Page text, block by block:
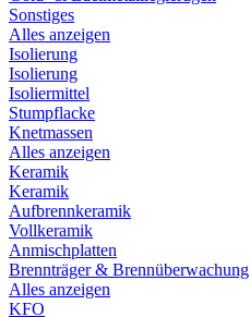
Sonstiges
Alles anzeigen
Isolierung
Isolierung
Isoliermittel
Stumpflacke
Knetmassen
Alles anzeigen
Keramik
Keramik
Aufbrennkeramik
Vollkeramik
Anmischplatten
Brennträger & Brennüberwachung
Alles anzeigen
KFO